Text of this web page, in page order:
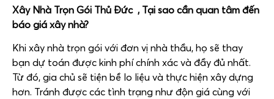
Xây Nhà Trọn Gói Thủ Đức , Tại sao cần quan tâm đến
báo giá xây nhà?
Khi xây nhà trọn gói với đơn vị nhà thầu, họ sẽ thay
bạn dự toán được kinh phí chính xác và đầy đủ nhất.
Từ đó, gia chủ sẽ tiện bề lo liệu và thực hiện xây dựng
hơn. Tránh được các tình trạng như độn giá cùng với